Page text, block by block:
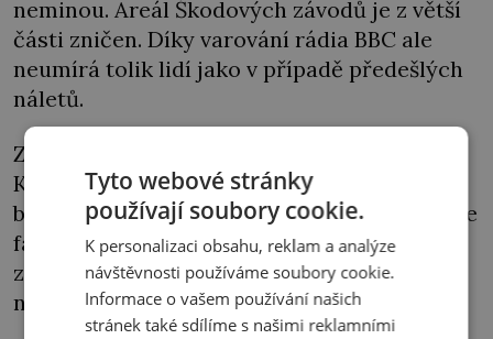
neminou. Areál Škodových závodů je z větší
části zničen. Díky varování rádia BBC ale
neumírá tolik lidí jako v případě předešlých
náletů.
Zasaženy jsou ovšem rovněž městské čtvrti
Karlov, Skvrňany a Lochotín, a dokonce
budova nemocnice. Válka je tou dobou ale de
facto u konce a ani činnost Škodových
závodů by její závěr už dramaticky
nezměnila.
Tyto webové stránky
používají soubory cookie.
K personalizaci obsahu, reklam a analýze
návštěvnosti používáme soubory cookie.
Informace o vašem používání našich
stránek také sdílíme s našimi reklamními